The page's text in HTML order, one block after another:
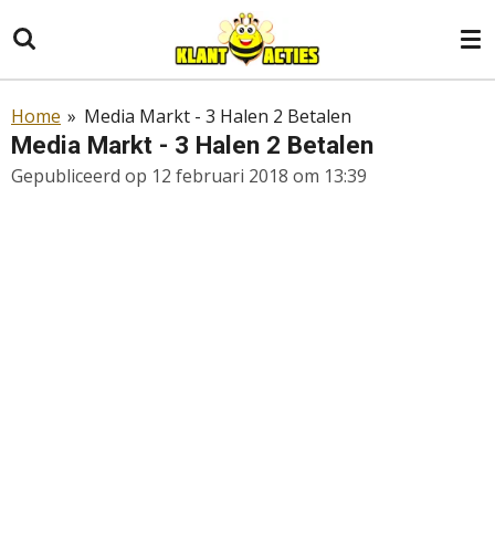
direct
naar
hoofdinhoud
Home » Media Markt - 3 Halen 2 Betalen
Media Markt - 3 Halen 2 Betalen
Gepubliceerd op 12 februari 2018 om 13:39